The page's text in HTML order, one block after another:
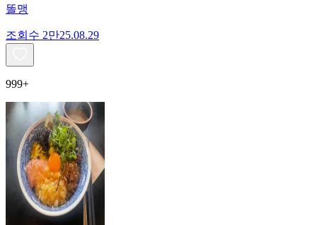
똘맹
조회수 2만25.08.29
999+